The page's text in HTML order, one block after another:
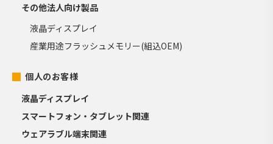
その他法人向け製品
液晶ディスプレイ
産業用途フラッシュメモリー(組込OEM)
個人のお客様
液晶ディスプレイ
スマートフォン・タブレット関連
ウェアラブル端末関連